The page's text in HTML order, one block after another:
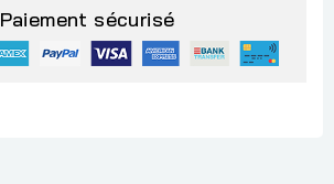
Paiement sécurisé